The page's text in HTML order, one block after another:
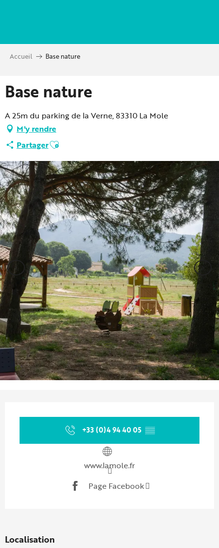
principal
Accueil Base nature
Base nature
A 25m du parking de la Verne, 83310 La Mole
M'y rendre
PartagerAjouter aux favoris
+33 (0)4 94 40 05 ▒▒
www.lamole.fr
Page Facebook
Localisation